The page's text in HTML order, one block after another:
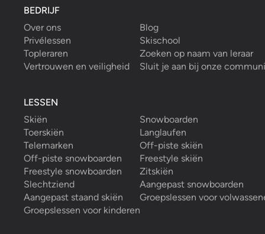
BEDRIJF
Over ons
Blog
Privélessen
Skischool
Topleraren
Zoeken op naam van leraar
Vertrouwen en veiligheid
Sluit je aan bij onze
LESSEN
Skiën
Snowboarden
Toerskiën
Langlaufen
Telemarken
Off-piste skiën
Off-piste snowboarden
Freestyle skiën
Freestyle snowboarden
Zitskiën
Slechtziend
Aangepast snowboarden
Aangepast staand skiën
Groepslessen voor
Groepslessen voor kinderen